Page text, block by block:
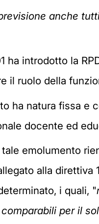
anche
ha introdotto la
il ruolo della
ha natura fissa e
docente ed
emolumento
alla
i quali, "
per il